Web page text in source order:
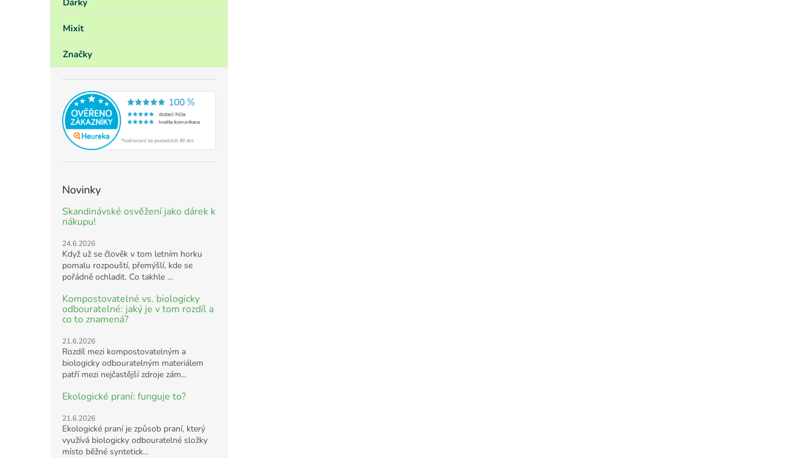
Dárky
Mixit
Značky
Novinky
Skandinávské osvěžení jako dárek k
nákupu!
24.6.2026
Když už se člověk v tom letním horku
pomalu rozpouští, přemýšlí, kde se
pořádně ochladit. Co takhle ...
Kompostovatelné vs. biologicky
odbouratelné: jaký je v tom rozdíl a
co to znamená?
21.6.2026
Rozdíl mezi kompostovatelným a
biologicky odbouratelným materiálem
patří mezi nejčastější zdroje zám...
Ekologické praní: funguje to?
21.6.2026
Ekologické praní je způsob praní, který
využívá biologicky odbouratelné složky
místo běžné syntetick...